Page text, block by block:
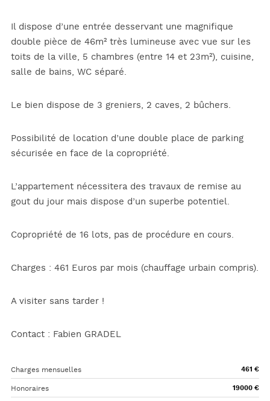
Il dispose d’une entrée desservant une magnifique
double pièce de 46m² très lumineuse avec vue sur les
toits de la ville, 5 chambres (entre 14 et 23m²), cuisine,
salle de bains, WC séparé.
Le bien dispose de 3 greniers, 2 caves, 2 bûchers.
Possibilité de location d’une double place de parking
sécurisée en face de la copropriété.
L’appartement nécessitera des travaux de remise au
gout du jour mais dispose d’un superbe potentiel.
Copropriété de 16 lots, pas de procédure en cours.
Charges : 461 Euros par mois (chauffage urbain compris).
A visiter sans tarder !
Contact : Fabien GRADEL
Charges mensuelles 461 €
Honoraires 19000 €